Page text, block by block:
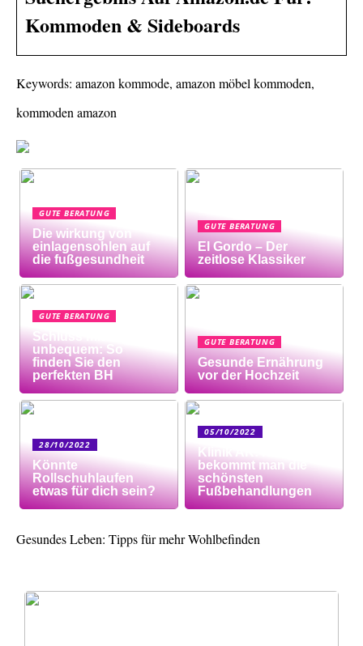
Kommoden & Sideboards
Keywords: amazon kommode, amazon möbel kommoden,
kommoden amazon
GUTE BERATUNG
Die wirkung von
einlagensohlen auf
die fußgesundheit
GUTE BERATUNG
El Gordo – Der
zeitlose Klassiker
GUTE BERATUNG
Schluss mit
unbequem: So
finden Sie den
perfekten BH
GUTE BERATUNG
Gesunde Ernährung
vor der Hochzeit
28/10/2022
Könnte
Rollschuhlaufen
etwas für dich sein?
05/10/2022
Klinik AK: Hier
bekommt man die
schönsten
Fußbehandlungen
Gesundes Leben: Tipps für mehr Wohlbefinden